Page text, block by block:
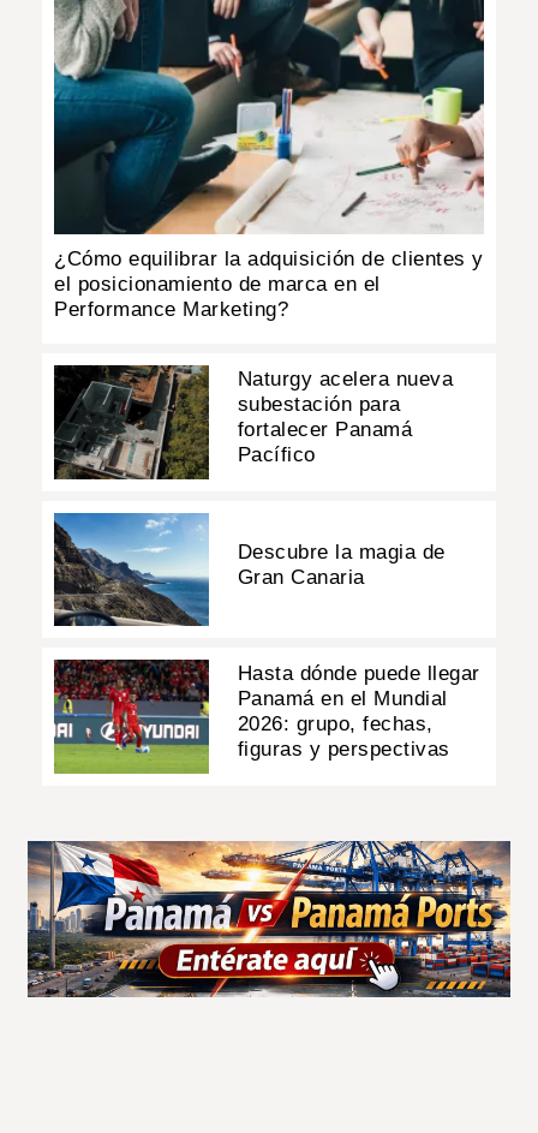
¿Cómo equilibrar la adquisición de clientes y
el posicionamiento de marca en el
Performance Marketing?
Naturgy acelera nueva
subestación para
fortalecer Panamá
Pacífico
Descubre la magia de
Gran Canaria
Hasta dónde puede llegar
Panamá en el Mundial
2026: grupo, fechas,
figuras y perspectivas